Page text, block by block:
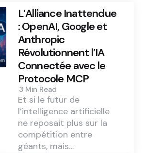
L’Alliance Inattendue
: OpenAI, Google et
Anthropic
Révolutionnent l’IA
Connectée avec le
Protocole MCP
3 Min Read
Et si le futur de
l’intelligence artificielle
ne reposait plus sur la
compétition entre
géants, mais…